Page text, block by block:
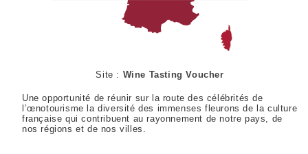
Site : Wine Tasting Voucher
Une opportunité de réunir sur la route des célébrités de
l’œnotourisme la diversité des immenses fleurons de la culture
française qui contribuent au rayonnement de notre pays, de
nos régions et de nos villes.